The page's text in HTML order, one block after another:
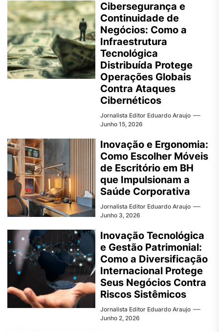
Cibersegurança e
Continuidade de
Negócios: Como a
Infraestrutura
Tecnológica
Distribuída Protege
Operações Globais
Contra Ataques
Cibernéticos
Jornalista Editor Eduardo Araujo
Junho 15, 2026
Inovação e Ergonomia:
Como Escolher Móveis
de Escritório em BH
que Impulsionam a
Saúde Corporativa
Jornalista Editor Eduardo Araujo
Junho 3, 2026
Inovação Tecnológica
e Gestão Patrimonial:
Como a Diversificação
Internacional Protege
Seus Negócios Contra
Riscos Sistêmicos
Jornalista Editor Eduardo Araujo
Junho 2, 2026